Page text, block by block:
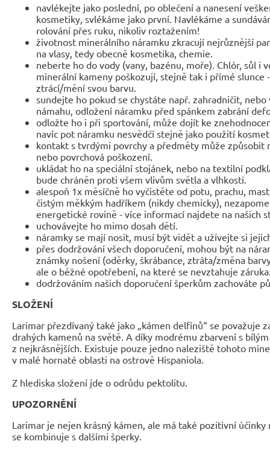
navlékejte jako poslední, po oblečení a nanesení
kosmetiky, svlékáme jako první. Navlékáme a
rolování přes ruku, nikoliv roztažením!
životnost minerálního náramku zkracují nejrůznější
na vlasy, tedy obecně kosmetika, chemie.
neberte ho do vody (vany, bazénu, moře). Chlór, sůl i
minerální kameny poškozují, stejně tak i přímé slunce
ztrácí/mění svou barvu.
sundejte ho pokud se chystáte např. zahradničit,
námahu, odložení náramku před spánkem zabrání
odložte ho i při sportování, může dojít ke
navíc pot náramku nesvědčí stejně jako použití
kontakt s tvrdými povrchy a předměty může způsobit
nebo povrchová poškození.
ukládat ho na speciální stojánek, nebo na textilní
bude chráněn proti všem vlivům světla a vlhkosti.
alespoň 1x měsíčně ho vyčistěte od potu, prachu,
čistým měkkým hadříkem (nikdy chemicky),
energetické rovině - více informací najdete na našich
uchovávejte ho mimo dosah dětí.
náramky se mají nosit, musí být vidět a užívejte si
přes dodržování všech doporučení, mohou být na
známky nošení (oděrky, škrábance, ztráta/změna
ale o běžné opotřebení, na které se nevztahuje
dodržováním našich doporučení šperkům zachováte
SLOŽENÍ
Larimar přezdívaný také jako „kámen delfínů“ se považuje
drahých kamenů na světě. A díky modrému zbarvení s
z nejkrásnějších. Existuje pouze jedno naleziště tohoto
v malé hornaté oblasti na ostrově Hispaniola.
Z hlediska složení jde o odrůdu pektolitu.
UPOZORNĚNÍ
Larimar je nejen krásný kámen, ale má také pozitivní účinky
se kombinuje s dalšími šperky.